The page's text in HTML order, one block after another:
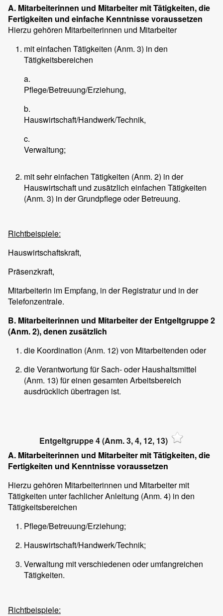
A. Mitarbeiterinnen und Mitarbeiter mit Tätigkeiten, die
Fertigkeiten und einfache Kenntnisse voraussetzen
Hierzu gehören Mitarbeiterinnen und Mitarbeiter
mit einfachen Tätigkeiten (Anm. 3) in den
Tätigkeitsbereichen
a.
Pflege/Betreuung/Erziehung,
b.
Hauswirtschaft/Handwerk/Technik,
c.
Verwaltung;
mit sehr einfachen Tätigkeiten (Anm. 2) in der
Hauswirtschaft und zusätzlich einfachen Tätigkeiten
(Anm. 3) in der Grundpflege oder Betreuung.
Richtbeispiele:
Hauswirtschaftskraft,
Präsenzkraft,
Mitarbeiterin im Empfang, in der Registratur und in der
Telefonzentrale.
B. Mitarbeiterinnen und Mitarbeiter der Entgeltgruppe 2
(Anm. 2), denen zusätzlich
die Koordination (Anm. 12) von Mitarbeitenden oder
die Verantwortung für Sach- oder Haushaltsmittel
(Anm. 13) für einen gesamten Arbeitsbereich
ausdrücklich übertragen ist.
Entgeltgruppe 4 (Anm. 3, 4, 12, 13)
A. Mitarbeiterinnen und Mitarbeiter mit Tätigkeiten, die
Fertigkeiten und Kenntnisse voraussetzen
Hierzu gehören Mitarbeiterinnen und Mitarbeiter mit
Tätigkeiten unter fachlicher Anleitung (Anm. 4) in den
Tätigkeitsbereichen
Pflege/Betreuung/Erziehung;
Hauswirtschaft/Handwerk/Technik;
Verwaltung mit verschiedenen oder umfangreichen
Tätigkeiten.
Richtbeispiele: